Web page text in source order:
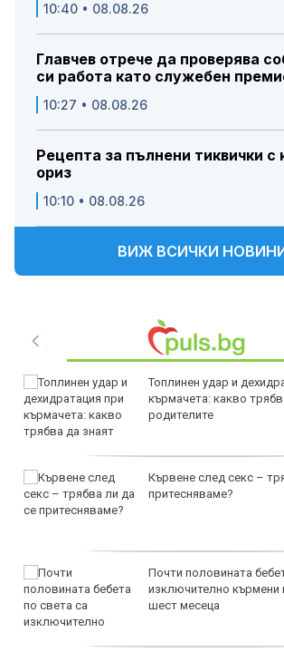
10:40 • 08.08.26
Главчев отрече да проверява
си работа като служебен
10:27 • 08.08.26
Рецепта за пълнени тиквички с
ориз
10:10 • 08.08.26
ВИЖ ВСИЧКИ
Топлинен удар и
кърмачета: какво
родителите
Кървене след секс –
притесняваме?
Почти половината
изключително кърмени
шест месеца